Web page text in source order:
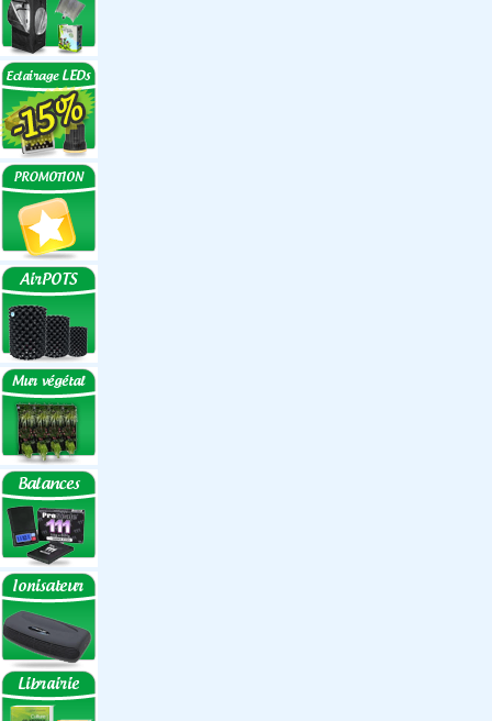
CoolTube
Accessoires
Eclairages LEDs
Eclairages ECO
Kits ECO
Ampoules ECO
Réflecteurs ECO
Réflecteurs
Accessoires
Box Discount
Box par marque
Hortibox
Homebox
Dark Room II
GrowLab
Box par taille
Box 40 cm
Box 60 cm
Box 80-90 cm
Box 120 cm
Autres tailles Box